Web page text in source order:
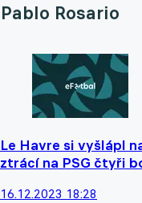
Pablo Rosario
Le Havre si vyšlápl
ztrácí na PSG čtyři
16.12.2023 18:28